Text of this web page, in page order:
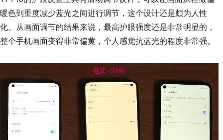
暖色到重度减少蓝光之间进行调节，这个设计还是颇为人性
化。从画面调节的结果来说，最高护眼强度还是非常明显的，
整个手机画面变得非常偏黄，个人感觉抗蓝光的程度非常强。